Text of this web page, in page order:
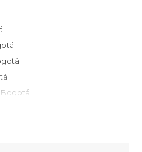
Bogotá